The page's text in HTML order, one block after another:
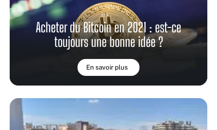
Acheter du Bitcoin en 2021 : est-ce
toujours une bonne idée ?
En savoir plus